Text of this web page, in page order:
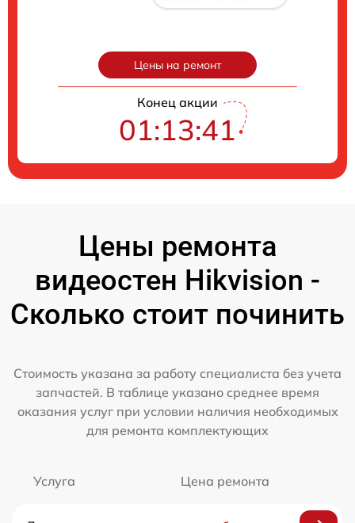
Цены на ремонт
Конец акции
01:13:40
Цены ремонта
видеостен Hikvision -
Сколько стоит починить
Стоимость указана за работу специалиста без учета
запчастей. В таблице указано среднее время
оказания услуг при условии наличия необходимых
для ремонта комплектующих
Услуга Цена ремонта